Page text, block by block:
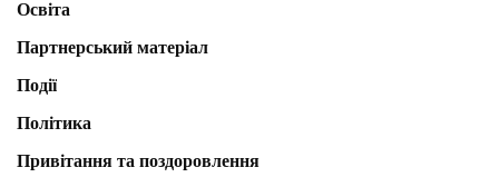
Освіта
Партнерський матеріал
Події
Політика
Привітання та поздоровлення